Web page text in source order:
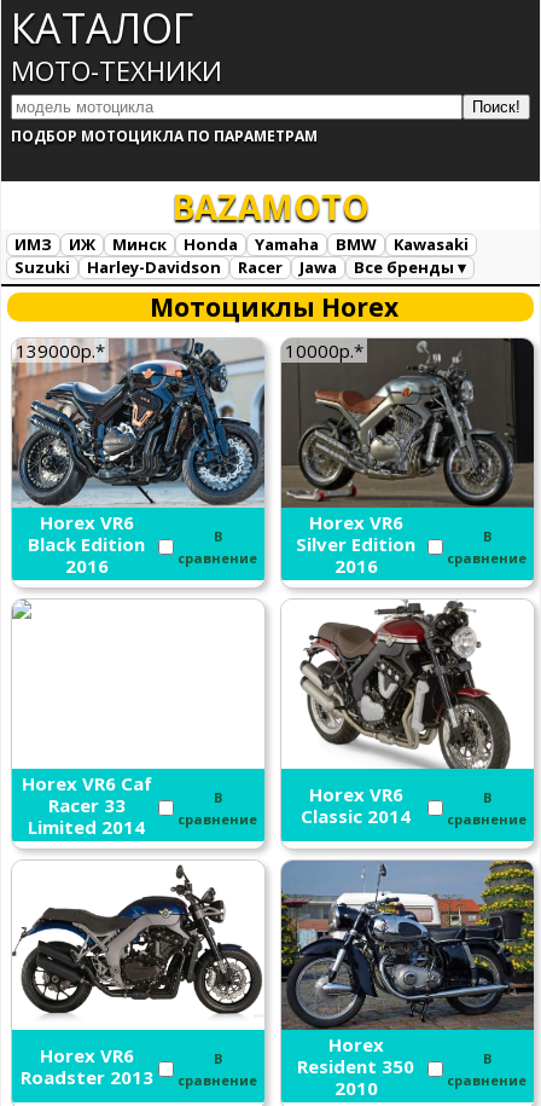
КАТАЛОГ
МОТО-ТЕХНИКИ
ПОДБОР МОТОЦИКЛА ПО ПАРАМЕТРАМ
BAZAMOTO
ИМЗ ИЖ Минск Honda Yamaha BMW
Kawasaki
Suzuki
Harley-Davidson Racer Jawa
Все бренды ▾
Все марки
Загрузка...Мотоциклы Horex
139000р.*
Horex VR6
Black Edition
2016
В
сравнение
10000р.*
Horex VR6
Silver Edition
2016
В
сравнение
Horex VR6 Caf
Racer 33
Limited 2014
В
сравнение
Horex VR6
Classic 2014
В
сравнение
Horex VR6
Roadster 2013
В
сравнение
Horex
Resident 350
2010
В
сравнение